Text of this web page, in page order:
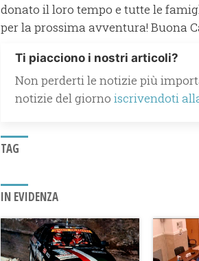
donato il loro tempo e tutte le
per la prossima avventura! Buona
Ti piacciono i nostri articoli?
Non perderti le notizie più
notizie del giorno iscrivendoti
TAG
IN EVIDENZA